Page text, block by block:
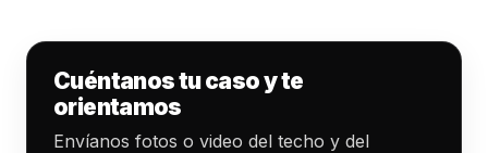
Cuéntanos tu caso y te
orientamos
Envíanos fotos o video del techo y del